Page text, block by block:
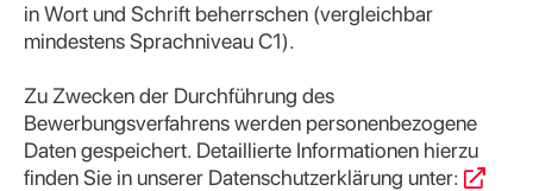
in Wort und Schrift beherrschen (vergleichbar
mindestens Sprachniveau C1).
Zu Zwecken der Durchführung des
Bewerbungsverfahrens werden personenbezogene
Daten gespeichert. Detaillierte Informationen hierzu
finden Sie in unserer Datenschutzerklärung unter: